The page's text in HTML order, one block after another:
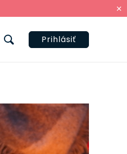
×
Prihlásiť